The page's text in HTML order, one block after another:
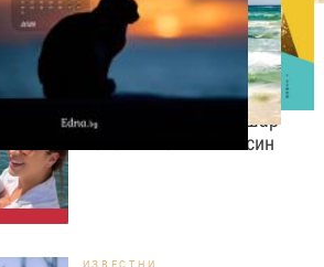
ИЗВЕСТНИ
Любомира Башева
разтопи мрежата с най-
нежните кадри с Башар
Рахал и малкия им син